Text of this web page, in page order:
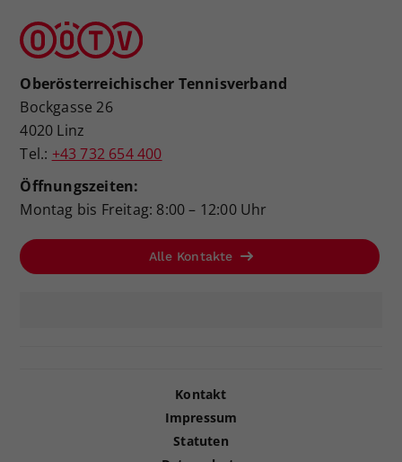
Oberösterreichischer Tennisverband
Bockgasse 26
4020 Linz
Tel.: +43 732 654 400
Öffnungszeiten:
Montag bis Freitag: 8:00 – 12:00 Uhr
Alle Kontakte
Kontakt
Impressum
Statuten